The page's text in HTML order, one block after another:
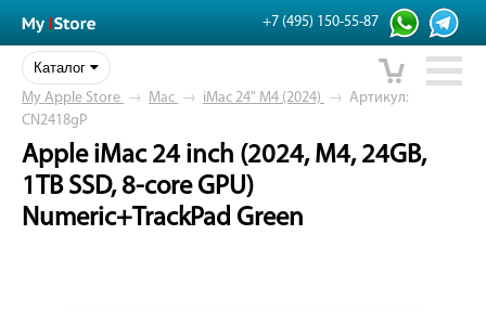
+7 (495) 150-55-87
Каталог
My Apple Store → Mac → iMac 24" M4 (2024) → Артикул:
CN2418gP
Apple iMac 24 inch (2024, M4, 24GB,
1TB SSD, 8-core GPU)
Numeric+TrackPad Green